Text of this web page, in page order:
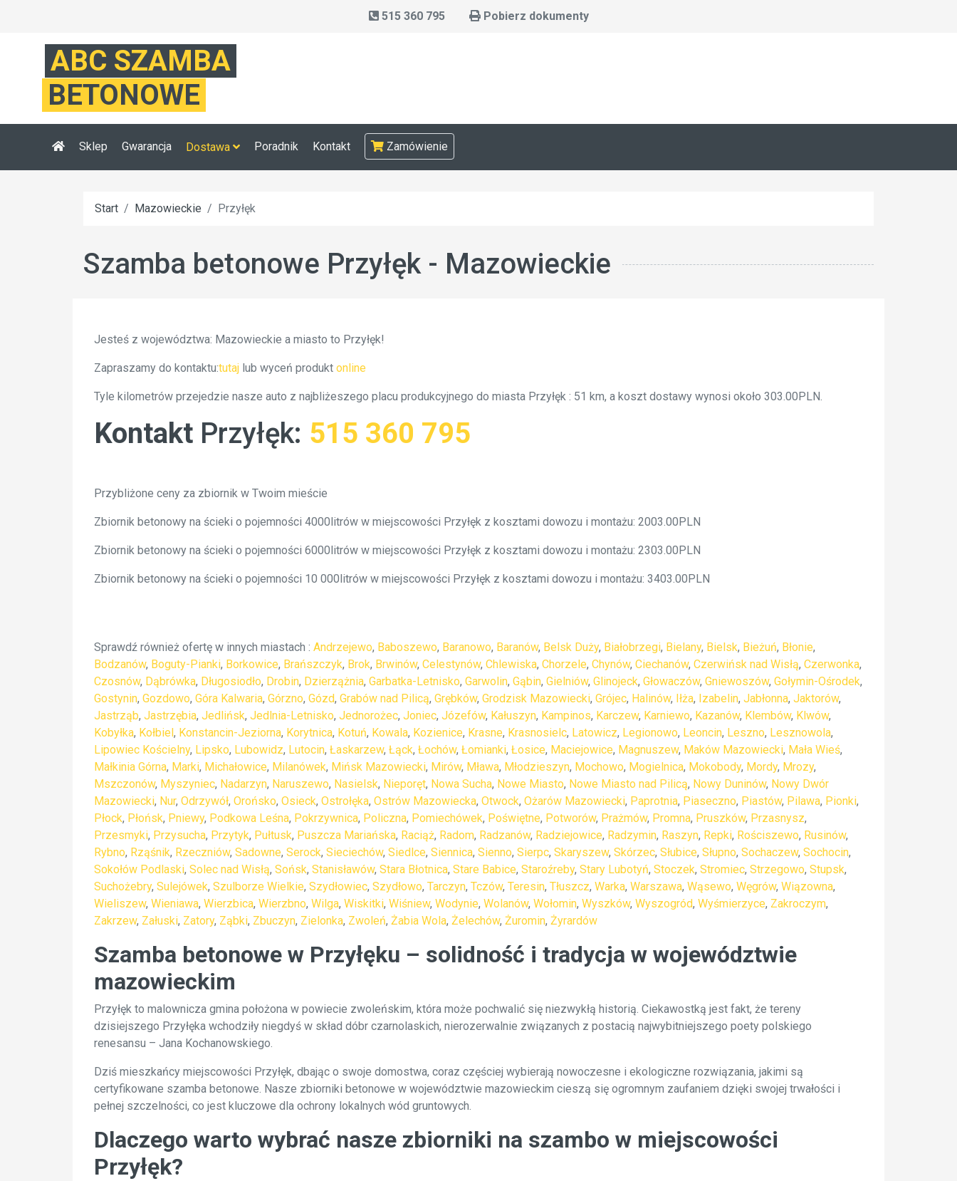
515 360 795 Pobierz dokumenty
ABC SZAMBA
BETONOWE
Sklep Gwarancja Dostawa Poradnik Kontakt Zamówienie
Start Mazowieckie Przyłęk
Szamba betonowe Przyłęk - Mazowieckie
Jesteś z województwa: Mazowieckie a miasto to Przyłęk!
Zapraszamy do kontaktu:tutaj lub wyceń produkt online
Tyle kilometrów przejedzie nasze auto z najbliżeszego placu produkcyjnego do miasta Przyłęk : 51 km, a koszt dostawy wynosi około 303.00PLN.
Kontakt Przyłęk: 515 360 795
Przybliżone ceny za zbiornik w Twoim mieście
Zbiornik betonowy na ścieki o pojemności 4000litrów w miejscowości Przyłęk z kosztami dowozu i montażu: 2003.00PLN
Zbiornik betonowy na ścieki o pojemności 6000litrów w miejscowości Przyłęk z kosztami dowozu i montażu: 2303.00PLN
Zbiornik betonowy na ścieki o pojemności 10 000litrów w miejscowości Przyłęk z kosztami dowozu i montażu: 3403.00PLN
Sprawdź również ofertę w innych miastach : Andrzejewo, Baboszewo, Baranowo, Baranów, Belsk Duży, Białobrzegi, Bielany, Bielsk, Bieżuń, Błonie,
Bodzanów, Boguty-Pianki, Borkowice, Brańszczyk, Brok, Brwinów, Celestynów, Chlewiska, Chorzele, Chynów, Ciechanów, Czerwińsk nad Wisłą, Czerwonka,
Czosnów, Dąbrówka, Długosiodło, Drobin, Dzierzążnia, Garbatka-Letnisko, Garwolin, Gąbin, Gielniów, Glinojeck, Głowaczów, Gniewoszów, Gołymin-Ośrodek,
Gostynin, Gozdowo, Góra Kalwaria, Górzno, Gózd, Grabów nad Pilicą, Grębków, Grodzisk Mazowiecki, Grójec, Halinów, Iłża, Izabelin, Jabłonna, Jaktorów,
Jastrząb, Jastrzębia, Jedlińsk, Jedlnia-Letnisko, Jednorożec, Joniec, Józefów, Kałuszyn, Kampinos, Karczew, Karniewo, Kazanów, Klembów, Klwów,
Kobyłka, Kołbiel, Konstancin-Jeziorna, Korytnica, Kotuń, Kowala, Kozienice, Krasne, Krasnosielc, Latowicz, Legionowo, Leoncin, Leszno, Lesznowola,
Lipowiec Kościelny, Lipsko, Lubowidz, Lutocin, Łaskarzew, Łąck, Łochów, Łomianki, Łosice, Maciejowice, Magnuszew, Maków Mazowiecki, Mała Wieś,
Małkinia Górna, Marki, Michałowice, Milanówek, Mińsk Mazowiecki, Mirów, Mława, Młodzieszyn, Mochowo, Mogielnica, Mokobody, Mordy, Mrozy,
Mszczonów, Myszyniec, Nadarzyn, Naruszewo, Nasielsk, Nieporęt, Nowa Sucha, Nowe Miasto, Nowe Miasto nad Pilicą, Nowy Duninów, Nowy Dwór
Mazowiecki, Nur, Odrzywół, Orońsko, Osieck, Ostrołęka, Ostrów Mazowiecka, Otwock, Ożarów Mazowiecki, Paprotnia, Piaseczno, Piastów, Pilawa, Pionki,
Płock, Płońsk, Pniewy, Podkowa Leśna, Pokrzywnica, Policzna, Pomiechówek, Poświętne, Potworów, Prażmów, Promna, Pruszków, Przasnysz,
Przesmyki, Przysucha, Przytyk, Pułtusk, Puszcza Mariańska, Raciąż, Radom, Radzanów, Radziejowice, Radzymin, Raszyn, Repki, Rościszewo, Rusinów,
Rybno, Rząśnik, Rzeczniów, Sadowne, Serock, Sieciechów, Siedlce, Siennica, Sienno, Sierpc, Skaryszew, Skórzec, Słubice, Słupno, Sochaczew, Sochocin,
Sokołów Podlaski, Solec nad Wisłą, Sońsk, Stanisławów, Stara Błotnica, Stare Babice, Staroźreby, Stary Lubotyń, Stoczek, Stromiec, Strzegowo, Stupsk,
Suchożebry, Sulejówek, Szulborze Wielkie, Szydłowiec, Szydłowo, Tarczyn, Tczów, Teresin, Tłuszcz, Warka, Warszawa, Wąsewo, Węgrów, Wiązowna,
Wieliszew, Wieniawa, Wierzbica, Wierzbno, Wilga, Wiskitki, Wiśniew, Wodynie, Wolanów, Wołomin, Wyszków, Wyszogród, Wyśmierzyce, Zakroczym,
Zakrzew, Załuski, Zatory, Ząbki, Zbuczyn, Zielonka, Zwoleń, Żabia Wola, Żelechów, Żuromin, Żyrardów
Szamba betonowe w Przyłęku – solidność i tradycja w województwie
mazowieckim
Przyłęk to malownicza gmina położona w powiecie zwoleńskim, która może pochwalić się niezwykłą historią. Ciekawostką jest fakt, że tereny
dzisiejszego Przyłęka wchodziły niegdyś w skład dóbr czarnolaskich, nierozerwalnie związanych z postacią najwybitniejszego poety polskiego
renesansu – Jana Kochanowskiego.
Dziś mieszkańcy miejscowości Przyłęk, dbając o swoje domostwa, coraz częściej wybierają nowoczesne i ekologiczne rozwiązania, jakimi są
certyfikowane szamba betonowe. Nasze zbiorniki betonowe w województwie mazowieckim cieszą się ogromnym zaufaniem dzięki swojej trwałości i
pełnej szczelności, co jest kluczowe dla ochrony lokalnych wód gruntowych.
Dlaczego warto wybrać nasze zbiorniki na szambo w miejscowości
Przyłęk?